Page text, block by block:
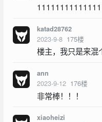
katad28762
2023-9-8 175楼
楼主，我只是来混
ann
2023-9-12 176楼
非常棒！！！
xiaoheizi